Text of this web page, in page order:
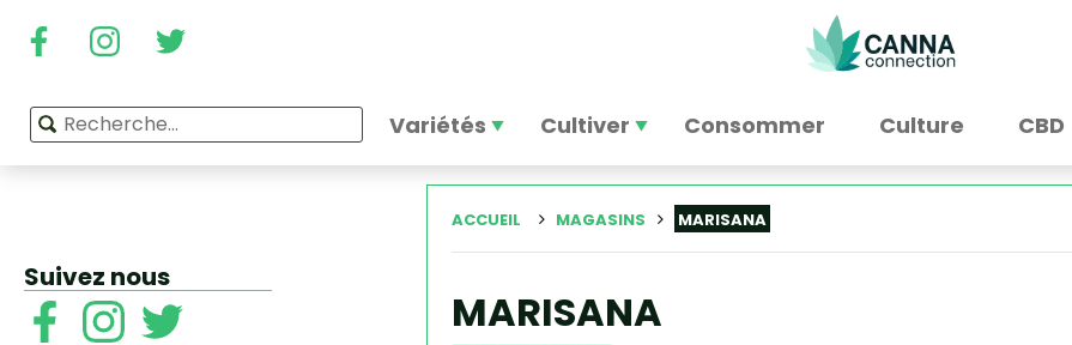
Variétés Cultiver Consommer Culture CBD
Suivez nous
ACCUEIL MAGASINS MARISANA
MARISANA